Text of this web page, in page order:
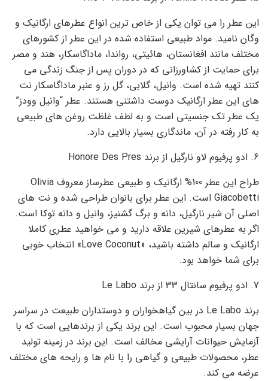
این عطر را می توان یکی از خاص ترین انواع عطرهای ارگانیک و
وگان نامید. مواد طبیعی استفاده شده در این عطر از کشورهای
مختلف مانند افغانستان، هائیتی، رواندا، ماداگاسکار، هند و مصر
برای حمایت از کشاورزانی که در دوران پس از جنگ زندگی می
کنند تهیه شده است. وانیل، گلابی، گل رز و عنبر ماداگاسکار نت
های این عطر ارگانیک دوست داشتنی هستند. عطر “وانیل وودز”
یک عطر تک جنسیتی است و به لطف غلظت روغن های طبیعی
به کار رفته در آن، ماندگاری بسیار بالایی دارد.
6. ادو پرفیوم لاو نارگیل از برند Honore Des Pres
طراح این عطر 100% ارگانیک و طبیعی عطرساز معروف Olivia
Giacobetti است. این عطر برای بانوان طراحی شده و نت های
اصلی آن شیر نارگیل، دانه و برگ گشنیز، وانیل و دانه توکا است.
اگر به عطرهای شیرین علاقه دارید و می خواهید عطری کاملا
ارگانیک و سالم داشته باشید، «Love Coconut» انتخاب خوبی
برای شما خواهد بود.
7. ادو پرفیوم سانتال 33 از برند Le Labo
برند Le Labo در بین گیاهخواران و دوستداران طبیعت در سراسر
جهان بسیار محبوب است. این برند یکی از برندهایی است که با
آزمایش حیوانات آرایشی مخالف است. این برند در زمینه تولید
عطر، محصولات طبیعی و گیاهی را با نام ها و رایحه های مختلف
عرضه می کند.